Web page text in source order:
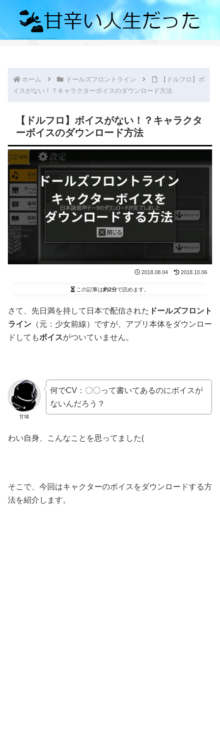
ホーム ドールズフロントライン
【ドルフロ】ボ
イスがない！？キャラクターボイスのダウンロード方法
【ドルフロ】ボイスがない！？キャラクタ
ーボイスのダウンロード方法
2018.08.04 2018.10.06
この記事は約2分で読めます。
さて、先日満を持して日本で配信された ドールズフロント
ライン （元：少女前線）ですが、アプリ本体をダウンロー
ドしてもボイスがついていません。
甘城
何でCV：〇〇って書いてあるのにボイスが
ないんだろう？
わい自身、こんなことを思ってました(
そこで、今回はキャクターのボイスをダウンロードする方
法を紹介します。